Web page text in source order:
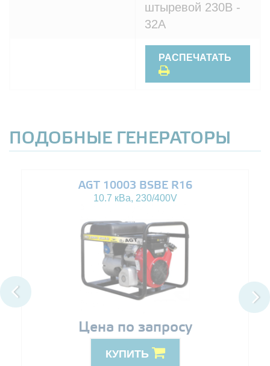
штыревой 230В -
32A
РАСПЕЧАТАТЬ
ПОДОБНЫЕ ГЕНЕРАТОРЫ
AGT 10003 BSBE R16
10.7 кВа, 230/400V
Цена по запросу
КУПИТЬ